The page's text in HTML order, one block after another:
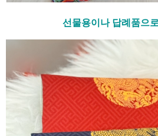
선물용이나 답례품으